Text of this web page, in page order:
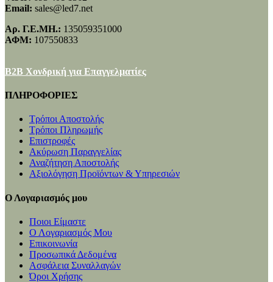
Email: sales@led7.net
Αρ. Γ.Ε.ΜΗ.: 135059351000
ΑΦΜ: 107550833
B2B Χονδρική για Επαγγελματίες
ΠΛΗΡΟΦΟΡΙΕΣ
Τρόποι Αποστολής
Τρόποι Πληρωμής
Επιστροφές
Ακύρωση Παραγγελίας
Αναζήτηση Αποστολής
Αξιολόγηση Προϊόντων & Υπηρεσιών
Ο Λογαριασμός μου
Ποιοι Είμαστε
Ο Λογαριασμός Μου
Επικοινωνία
Προσωπικά Δεδομένα
Ασφάλεια Συναλλαγών
Όροι Χρήσης